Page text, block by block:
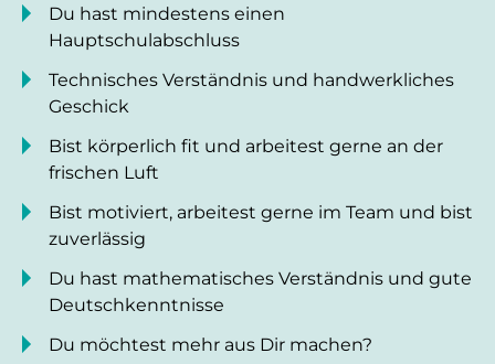
Du hast mindestens einen
Hauptschulabschluss
Technisches Verständnis und handwerkliches
Geschick
Bist körperlich fit und arbeitest gerne an der
frischen Luft
Bist motiviert, arbeitest gerne im Team und bist
zuverlässig
Du hast mathematisches Verständnis und gute
Deutschkenntnisse
Du möchtest mehr aus Dir machen?